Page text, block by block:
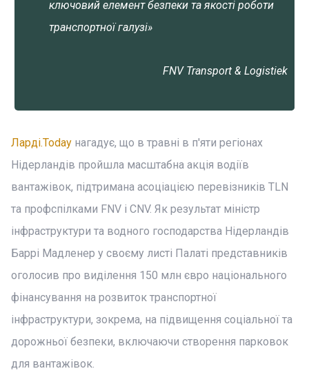
ключовий елемент безпеки та якості роботи
транспортної галузі»
FNV Transport & Logistiek
Ларді.Today нагадує, що в травні в п'яти регіонах
Нідерландів пройшла масштабна акція водіїв
вантажівок, підтримана асоціацією перевізників TLN
та профспілками FNV і CNV. Як результат міністр
інфраструктури та водного господарства Нідерландів
Баррі Мадленер у своєму листі Палаті представників
оголосив про виділення 150 млн євро національного
фінансування на розвиток транспортної
інфраструктури, зокрема, на підвищення соціальної та
дорожньої безпеки, включаючи створення парковок
для вантажівок.